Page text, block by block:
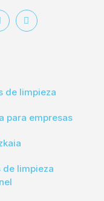
de limpieza
para empresas
de limpieza